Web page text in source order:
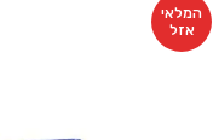
המלאי
אזל